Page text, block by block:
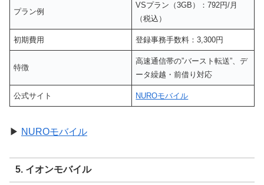
プラン例
VSプラン（3GB）：792円/月
（税込）
初期費用 登録事務手数料：3,300円
特徴
高速通信帯の”バースト転送”、デ
ータ繰越・前借り対応
公式サイト NUROモバイル
▶ NUROモバイル
5. イオンモバイル